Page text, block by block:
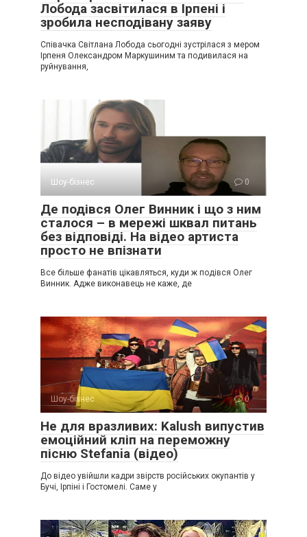
Лобода засвітилася в Ірпені і
зробила несподівану заяву
Співачка Світлана Лобода сьогодні зустрілася з мером
Ірпеня Олександром Маркушиним та подивилася на
руйнування,
Шоу-бізнес 0
Де подівся Олег Винник і що з ним
сталося – в мережі шквал питань
без відповіді. На відео артиста
просто не впізнати
Все більше фанатів цікавляться, куди ж подівся Олег
Винник. Адже виконавець не каже, де
Шоу-бізнес 0
Не для вразливих: Kalush випустив
емоційний кліп на переможну
пісню Stefania (відео)
До відео увійшли кадри звірств російських окупантів у
Бучі, Ірпіні і Гостомелі. Саме у